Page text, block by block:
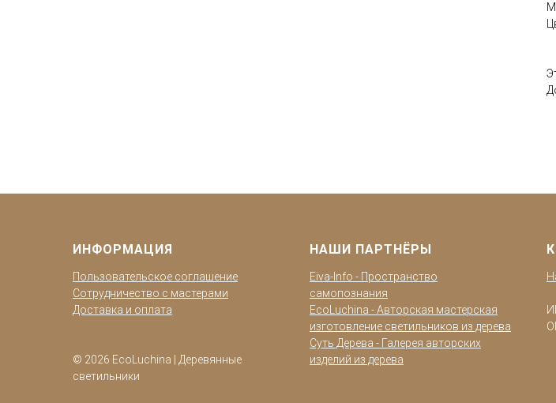
ИНФОРМАЦИЯ
Пользовательское соглашение
Сотрудничество с мастерами
Доставка и оплата
© 2026 EcoLuchina | Деревянные
светильники
НАШИ ПАРТНЁРЫ
Eiva-Info - Пространство
самопознания
EcoLuchina - Авторская мастерская
изготовление светильников из дерева
Суть Дерева - Галерея авторских
изделий из дерева